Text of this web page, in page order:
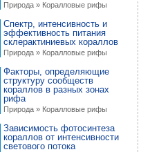
Природа » Коралловые рифы
Спектр, интенсивность и
эффективность питания
склерактиниевых кораллов
Природа » Коралловые рифы
Факторы, определяющие
структуру сообществ
кораллов в разных зонах
рифа
Природа » Коралловые рифы
Зависимость фотосинтеза
кораллов от интенсивности
светового потока